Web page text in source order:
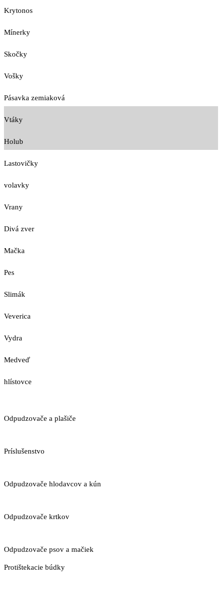
Krytonos
Mínerky
Skočky
Vošky
Pásavka zemiaková
Vtáky
Holub
Lastovičky
volavky
Vrany
Divá zver
Mačka
Pes
Slimák
Veverica
Vydra
Medveď
hlístovce
Odpudzovače a plašiče
Príslušenstvo
Odpudzovače hlodavcov a kún
Odpudzovače krtkov
Odpudzovače psov a mačiek
Protištekacie búdky